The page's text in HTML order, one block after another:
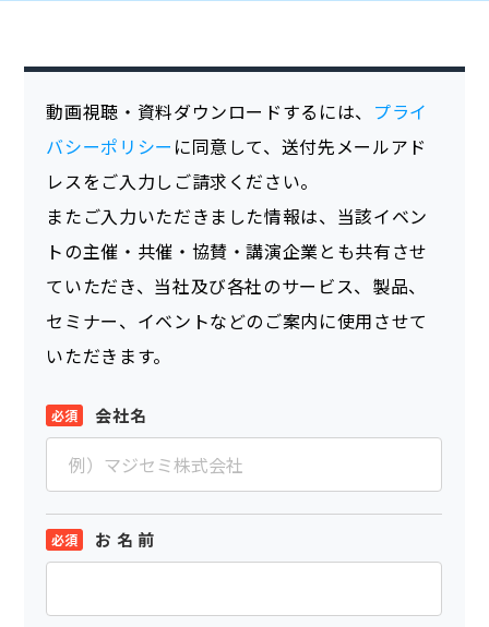
動画視聴・資料ダウンロードするには、 プライ
バシーポリシー に同意して、送付先メールアド
レスをご入力しご請求ください。
またご入力いただきました情報は、当該イベン
トの主催・共催・協賛・講演企業とも共有させ
ていただき、当社及び各社のサービス、製品、
セミナー、イベントなどのご案内に使用させて
いただきます。
会社名
お 名 前